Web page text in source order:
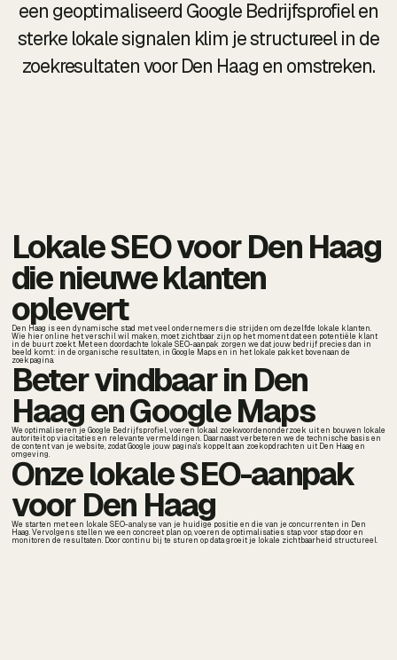
een geoptimaliseerd Google Bedrijfsprofiel en
sterke lokale signalen klim je structureel in de
zoekresultaten voor Den Haag en omstreken.
Lokale SEO voor Den Haag
die nieuwe klanten
oplevert
Den Haag is een dynamische stad met veel ondernemers die strijden om dezelfde lokale klanten.
Wie hier online het verschil wil maken, moet zichtbaar zijn op het moment dat een potentiële klant
in de buurt zoekt. Met een doordachte lokale SEO-aanpak zorgen we dat jouw bedrijf precies dan in
beeld komt: in de organische resultaten, in Google Maps en in het lokale pakket bovenaan de
zoekpagina.
Beter vindbaar in Den
Haag en Google Maps
We optimaliseren je Google Bedrijfsprofiel, voeren lokaal zoekwoordenonderzoek uit en bouwen lokale
autoriteit op via citaties en relevante vermeldingen. Daarnaast verbeteren we de technische basis en
de content van je website, zodat Google jouw pagina's koppelt aan zoekopdrachten uit Den Haag en
omgeving.
Onze lokale SEO-aanpak
voor Den Haag
We starten met een lokale SEO-analyse van je huidige positie en die van je concurrenten in Den
Haag. Vervolgens stellen we een concreet plan op, voeren de optimalisaties stap voor stap door en
monitoren de resultaten. Door continu bij te sturen op data groeit je lokale zichtbaarheid structureel.